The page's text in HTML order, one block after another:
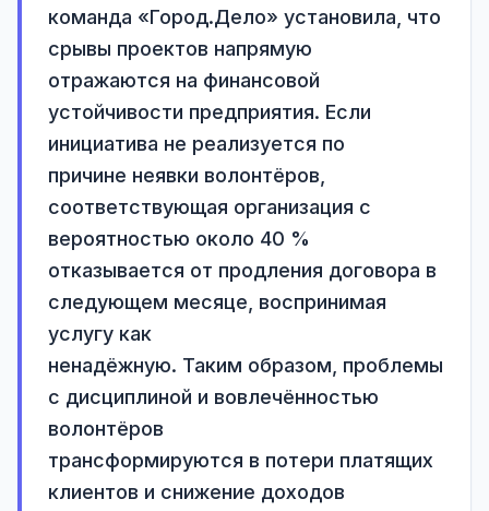
команда «Город.Дело» установила, что
срывы проектов напрямую
отражаются на финансовой
устойчивости предприятия. Если
инициатива не реализуется по
причине неявки волонтёров,
соответствующая организация с
вероятностью около 40 %
отказывается от продления договора в
следующем месяце, воспринимая
услугу как
ненадёжную. Таким образом, проблемы
с дисциплиной и вовлечённостью
волонтёров
трансформируются в потери платящих
клиентов и снижение доходов